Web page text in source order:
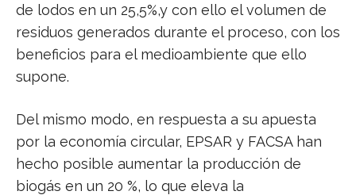
de lodos en un 25,5%,y con ello el volumen de
residuos generados durante el proceso, con los
beneficios para el medioambiente que ello
supone.
Del mismo modo, en respuesta a su apuesta
por la economía circular, EPSAR y FACSA han
hecho posible aumentar la producción de
biogás en un 20 %, lo que eleva la